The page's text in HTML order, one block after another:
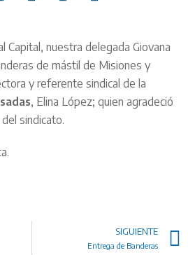
Capital, nuestra delegada Giovana
de mástil de Misiones y
y referente sindical de la
, Elina López; quien agradeció
sindicato.
SIGUIENTE
Entrega de Banderas